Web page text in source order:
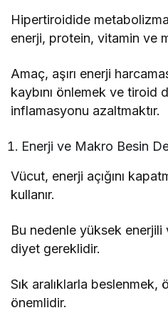
Hipertiroidide metabolizma
enerji, protein, vitamin ve
Amaç, aşırı enerji
kaybını önlemek ve tiroid
inflamasyonu azaltmaktır.
Enerji ve Makro Besin
Vücut, enerji açığını
kullanır.
Bu nedenle yüksek
diyet gereklidir.
Sık aralıklarla beslenmek,
önemlidir.